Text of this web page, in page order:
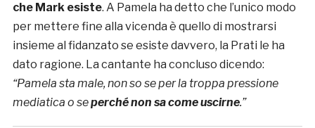
che Mark esiste. A Pamela ha detto che l’unico modo
per mettere fine alla vicenda è quello di mostrarsi
insieme al fidanzato se esiste davvero, la Prati le ha
dato ragione. La cantante ha concluso dicendo:
“Pamela sta male, non so se per la troppa pressione
mediatica o seperché non sa come uscirne.”